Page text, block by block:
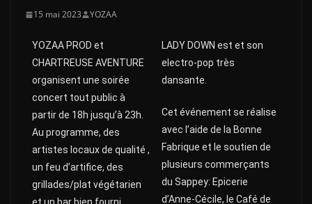
15 mai 2023 YOZAA
YOZAA PROD et
CHARTREUSE AVENTURE
organisent une soirée
concert tout public à
partir de 18h jusqu’à 23h.
Au programme, des
artistes locaux de qualité ,
un feu d’artifice, des
grillades/plat végétarien
LADY DOWN est et son
electro-pop très
dansante.
Cet événement se réalise
avec l’aide de la Bonne
Fabrique et le soutien de
plusieurs commerçants
du Sappey: Epicerie
d’Anne-Cécile, le Café de